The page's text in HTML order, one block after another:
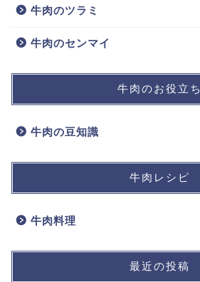
牛肉のツラミ
牛肉のセンマイ
牛肉のお役立ち
牛肉の豆知識
牛肉レシピ
牛肉料理
最近の投稿